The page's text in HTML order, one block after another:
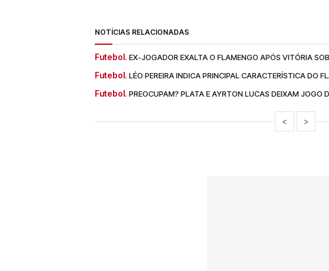
NOTÍCIAS RELACIONADAS
Futebol. EX-JOGADOR EXALTA O FLAMENGO APÓS VITÓRIA
Futebol. LÉO PEREIRA INDICA PRINCIPAL CARACTERÍSTICA DO
Futebol. PREOCUPAM? PLATA E AYRTON LUCAS DEIXAM JOGO
< >